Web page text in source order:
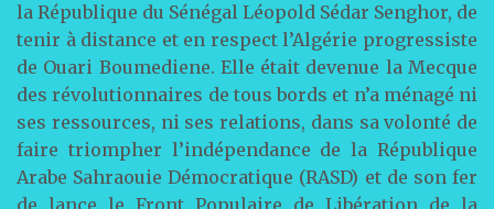
la République du Sénégal Léopold Sédar Senghor, de
tenir à distance et en respect l’Algérie progressiste
de Ouari Boumediene. Elle était devenue la Mecque
des révolutionnaires de tous bords et n’a ménagé ni
ses ressources, ni ses relations, dans sa volonté de
faire triompher l’indépendance de la République
Arabe Sahraouie Démocratique (RASD) et de son fer
de lance le Front Populaire de Libération de la